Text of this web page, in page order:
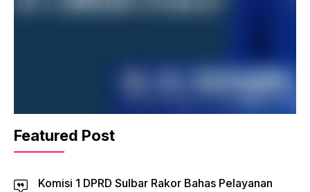
Featured Post
Komisi 1 DPRD Sulbar Rakor Bahas Pelayanan